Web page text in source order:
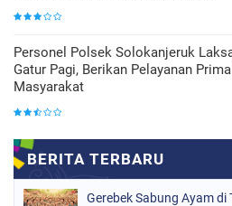
Personel Polsek Solokanjeruk
Gatur Pagi, Berikan Pelayanan
Masyarakat
Gerebek Sabung Ayam di